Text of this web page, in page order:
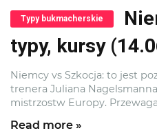
Typy bukmacherskie
typy, kursy
Niemcy vs Szkocja: to jest
trenera Juliana
mistrzostw Europy. Przewaga
Read more »